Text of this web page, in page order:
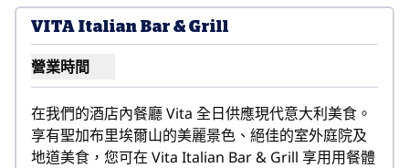
VITA Italian Bar & Grill
營業時間
顯示 VITA Italian Bar & Grill 的營業時間
在我們的酒店內餐廳 Vita 全日供應現代意大利美食。
享有聖加布里埃爾山的美麗景色、絕佳的室外庭院及
地道美食，您可在 Vita Italian Bar & Grill 享用用餐體